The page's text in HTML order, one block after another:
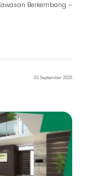
Berkembang –
03 September 2025